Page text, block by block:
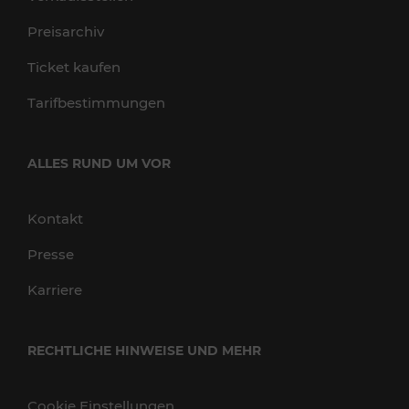
Preisarchiv
Ticket kaufen
Tarifbestimmungen
ALLES RUND UM VOR
Kontakt
Presse
Karriere
RECHTLICHE HINWEISE UND MEHR